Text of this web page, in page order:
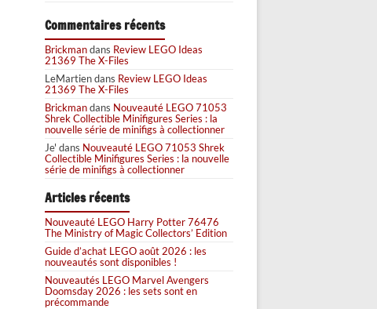
Commentaires récents
Brickmandans Review LEGO Ideas
21369 The X-Files
LeMartiendans Review LEGO Ideas
21369 The X-Files
Brickmandans Nouveauté LEGO 71053
Shrek Collectible Minifigures Series : la
nouvelle série de minifigs à collectionner
Je' dans Nouveauté LEGO 71053 Shrek
Collectible Minifigures Series : la nouvelle
série de minifigs à collectionner
Articles récents
Nouveauté LEGO Harry Potter 76476
The Ministry of Magic Collectors’ Edition
Guide d’achat LEGO août 2026 : les
nouveautés sont disponibles !
Nouveautés LEGO Marvel Avengers
Doomsday 2026 : les sets sont en
précommande